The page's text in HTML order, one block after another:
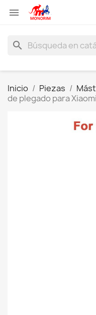

search
Inicio Piezas
de plegado para